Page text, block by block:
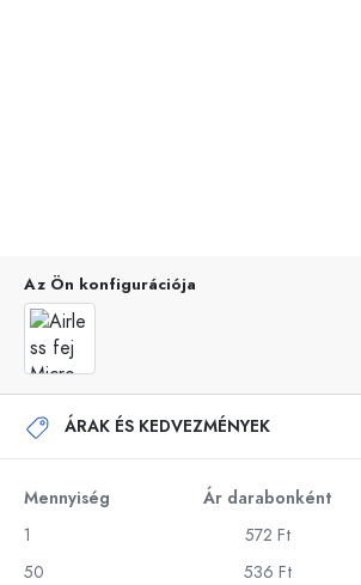
Az Ön konfigurációja
ÁRAK ÉS KEDVEZMÉNYEK
Mennyiség Ár darabonként
1
572 Ft
50
536 Ft